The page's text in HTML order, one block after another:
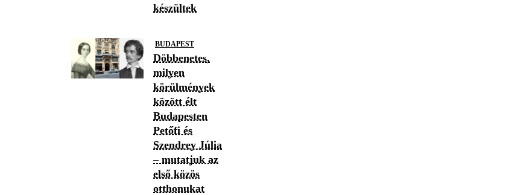
készültek
BUDAPEST
Döbbenetes,
milyen
körülmények
között élt
Budapesten
Petőfi és
Szendrey Júlia
– mutatjuk az
első közös
otthonukat